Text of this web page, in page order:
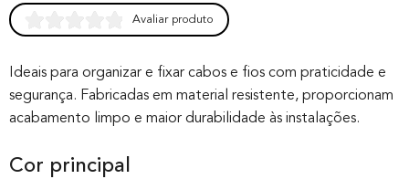
out of 0
based on
rating
Avaliar produto
Ideais para organizar e fixar cabos e fios com praticidade e
segurança. Fabricadas em material resistente, proporcionam
acabamento limpo e maior durabilidade às instalações.
Cor principal